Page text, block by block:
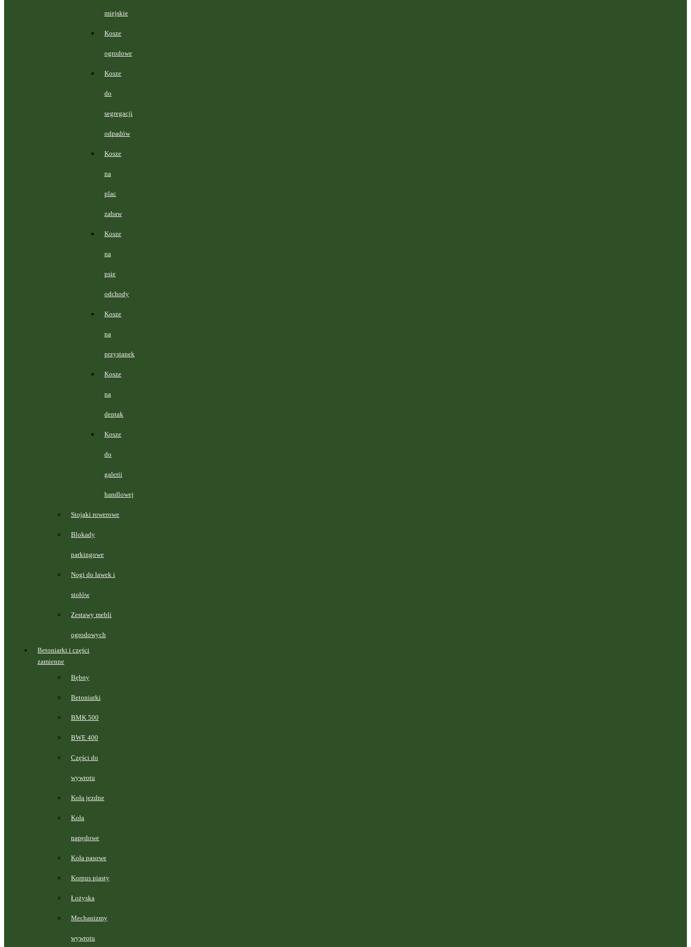
miejskie
Kosze
ogrodowe
Kosze
do
segregacji
odpadów
Kosze
na
plac
zabaw
Kosze
na
psie
odchody
Kosze
na
przystanek
Kosze
na
deptak
Kosze
do
galerii
handlowej
Stojaki rowerowe
Blokady
parkingowe
Nogi do ławek i
stołów
Zestawy mebli
ogrodowych
Betoniarki i części
zamienne
Bębny
Betoniarki
BMK 500
BWE 400
Części do
wywrotu
Koła jezdne
Koła
napędowe
Koła pasowe
Korpus piasty
Łożyska
Mechanizmy
wywrotu